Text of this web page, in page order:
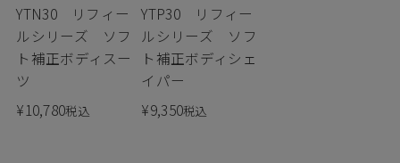
YTN30 リフィー
ルシリーズ ソフ
ト補正ボディスー
ツ
¥10,780税込
YTP30 リフィー
ルシリーズ ソフ
ト補正ボディシェ
イパー
¥9,350税込